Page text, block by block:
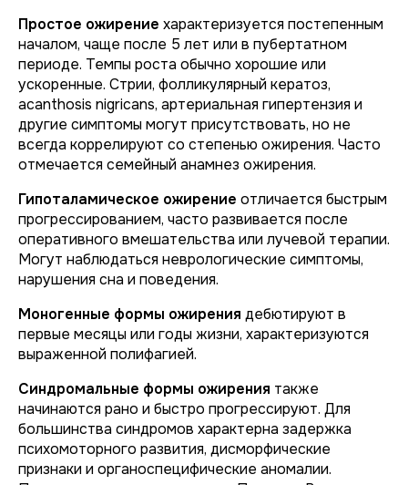
Простое ожирение характеризуется постепенным
началом, чаще после 5 лет или в пубертатном
периоде. Темпы роста обычно хорошие или
ускоренные. Стрии, фолликулярный кератоз,
acanthosis nigricans, артериальная гипертензия и
другие симптомы могут присутствовать, но не
всегда коррелируют со степенью ожирения. Часто
отмечается семейный анамнез ожирения.
Гипоталамическое ожирение отличается быстрым
прогрессированием, часто развивается после
оперативного вмешательства или лучевой терапии.
Могут наблюдаться неврологические симптомы,
нарушения сна и поведения.
Моногенные формы ожирения дебютируют в
первые месяцы или годы жизни, характеризуются
выраженной полифагией.
Синдромальные формы ожирения также
начинаются рано и быстро прогрессируют. Для
большинства синдромов характерна задержка
психомоторного развития, дисморфические
признаки и органоспецифические аномалии.